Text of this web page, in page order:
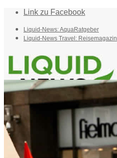
Link zu Facebook
Liquid-News: AquaRatgeber
Liquid-News Travel: Reisemagazin